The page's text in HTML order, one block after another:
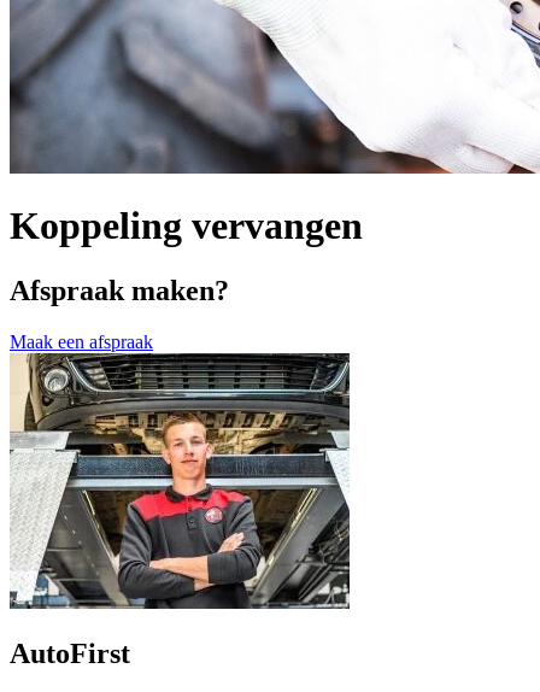
Koppeling vervangen
Afspraak maken?
Maak een afspraak
AutoFirst